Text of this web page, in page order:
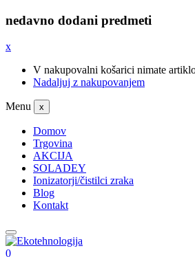
nedavno dodani predmeti
x
V nakupovalni košarici nimate
Nadaljuj z nakupovanjem
Menu x
Domov
Trgovina
AKCIJA
SOLADEY
Ionizatorji/čistilci zraka
Blog
Kontakt
0